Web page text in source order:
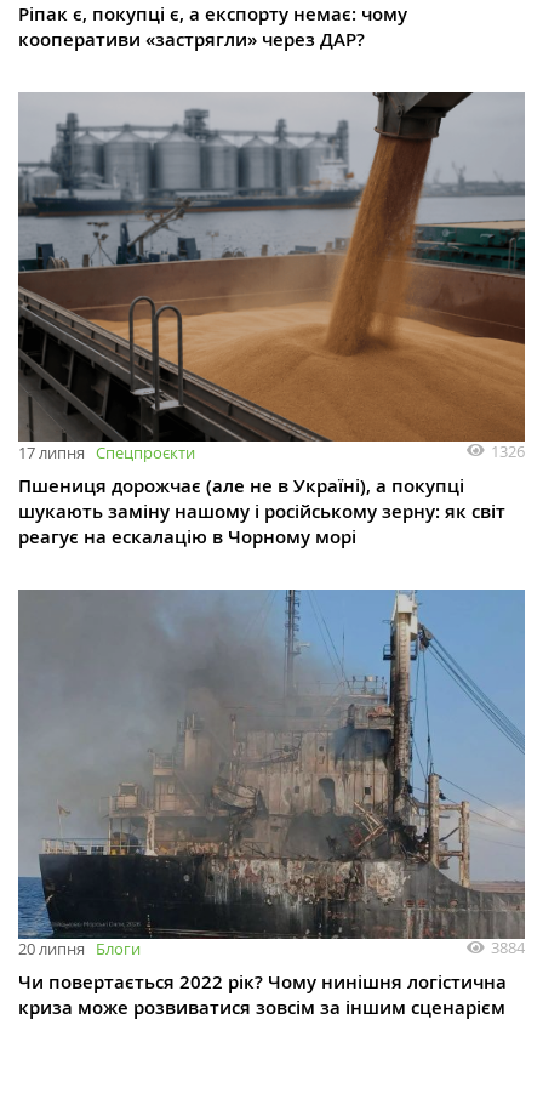
Ріпак є, покупці є, а експорту немає: чому
кооперативи «застрягли» через ДАР?
17 липня Спецпроєкти 1326
Пшениця дорожчає (але не в Україні), а покупці
шукають заміну нашому і російському зерну: як світ
реагує на ескалацію в Чорному морі
20 липня Блоги 3884
Чи повертається 2022 рік? Чому нинішня логістична
криза може розвиватися зовсім за іншим сценарієм